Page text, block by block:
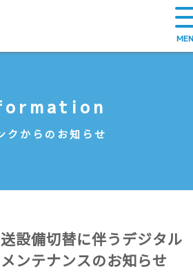
クからのお知らせ
送設備切替に伴うデジタル
ンテナンスのお知らせ